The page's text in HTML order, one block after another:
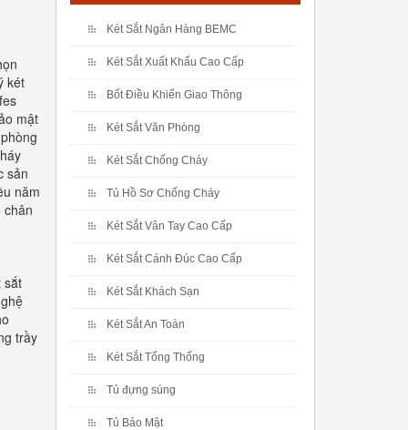
két
mật
sản
năm
chân
sắt
trầy
Két Sắt Ngân Hàng BEMC
Két Sắt Xuất Khẩu Cao Cấp
Bốt Điều Khiển Giao Thông
Két Sắt Văn Phòng
Két Sắt Chống Cháy
Tủ Hồ Sơ Chống Cháy
Két Sắt Vân Tay Cao Cấp
Két Sắt Cánh Đúc Cao Cấp
Két Sắt Khách Sạn
Két Sắt An Toàn
Két Sắt Tổng Thống
Tủ đựng súng
Tủ Bảo Mật